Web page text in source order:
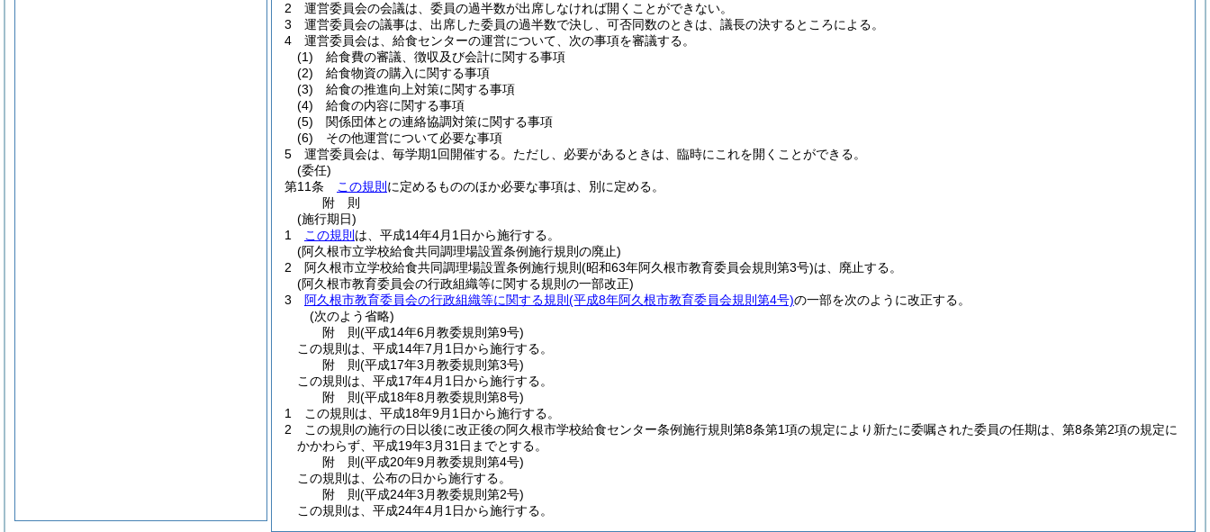
2
運営委員会の会議は、委員の過半数が出席しなければ開くことができない。
3
運営委員会の議事は、出席した委員の過半数で決し、可否同数のときは、議長の決するところによる。
4
運営委員会は、給食センターの運営について、次の事項を審議する。
(1)
給食費の審議、徴収及び会計に関する事項
(2)
給食物資の購入に関する事項
(3)
給食の推進向上対策に関する事項
(4)
給食の内容に関する事項
(5)
関係団体との連絡協調対策に関する事項
(6)
その他運営について必要な事項
5
運営委員会は、毎学期1回開催する。 ただし、必要があるときは、臨時にこれを開くことができる。
(委任)
第11条
この規則 に定めるもののほか必要な事項は、別に定める。
附 則
(施行期日)
1
この規則 は、平成14年4月1日から施行する。
(阿久根市立学校給食共同調理場設置条例施行規則の廃止)
2
阿久根市立学校給食共同調理場設置条例施行規則 (昭和63年阿久根市教育委員会規則第3号)は、廃止する。
(阿久根市教育委員会の行政組織等に関する規則の一部改正)
3
阿久根市教育委員会の行政組織等に関する規則 (平成8年阿久根市教育委員会規則第4号)の一部を次のように改正する。
(次のよう省略)
附 則(平成14年6月教委規則第9号)
この規則は、平成14年7月1日から施行する。
附 則(平成17年3月教委規則第3号)
この規則は、平成17年4月1日から施行する。
附 則(平成18年8月教委規則第8号)
1
この規則は、平成18年9月1日から施行する。
2
この規則の施行の日以後に改正後の阿久根市学校給食センター条例施行規則第8条第1項の規定により新たに委嘱された委員の任期は、第8条第2項の規定に
かかわらず、平成19年3月31日までとする。
附 則(平成20年9月教委規則第4号)
この規則は、公布の日から施行する。
附 則(平成24年3月教委規則第2号)
この規則は、平成24年4月1日から施行する。